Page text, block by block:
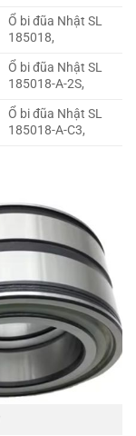
Ổ bi đũa Nhật SL
185018,
Ổ bi đũa Nhật SL
185018-A-2S,
Ổ bi đũa Nhật SL
185018-A-C3,